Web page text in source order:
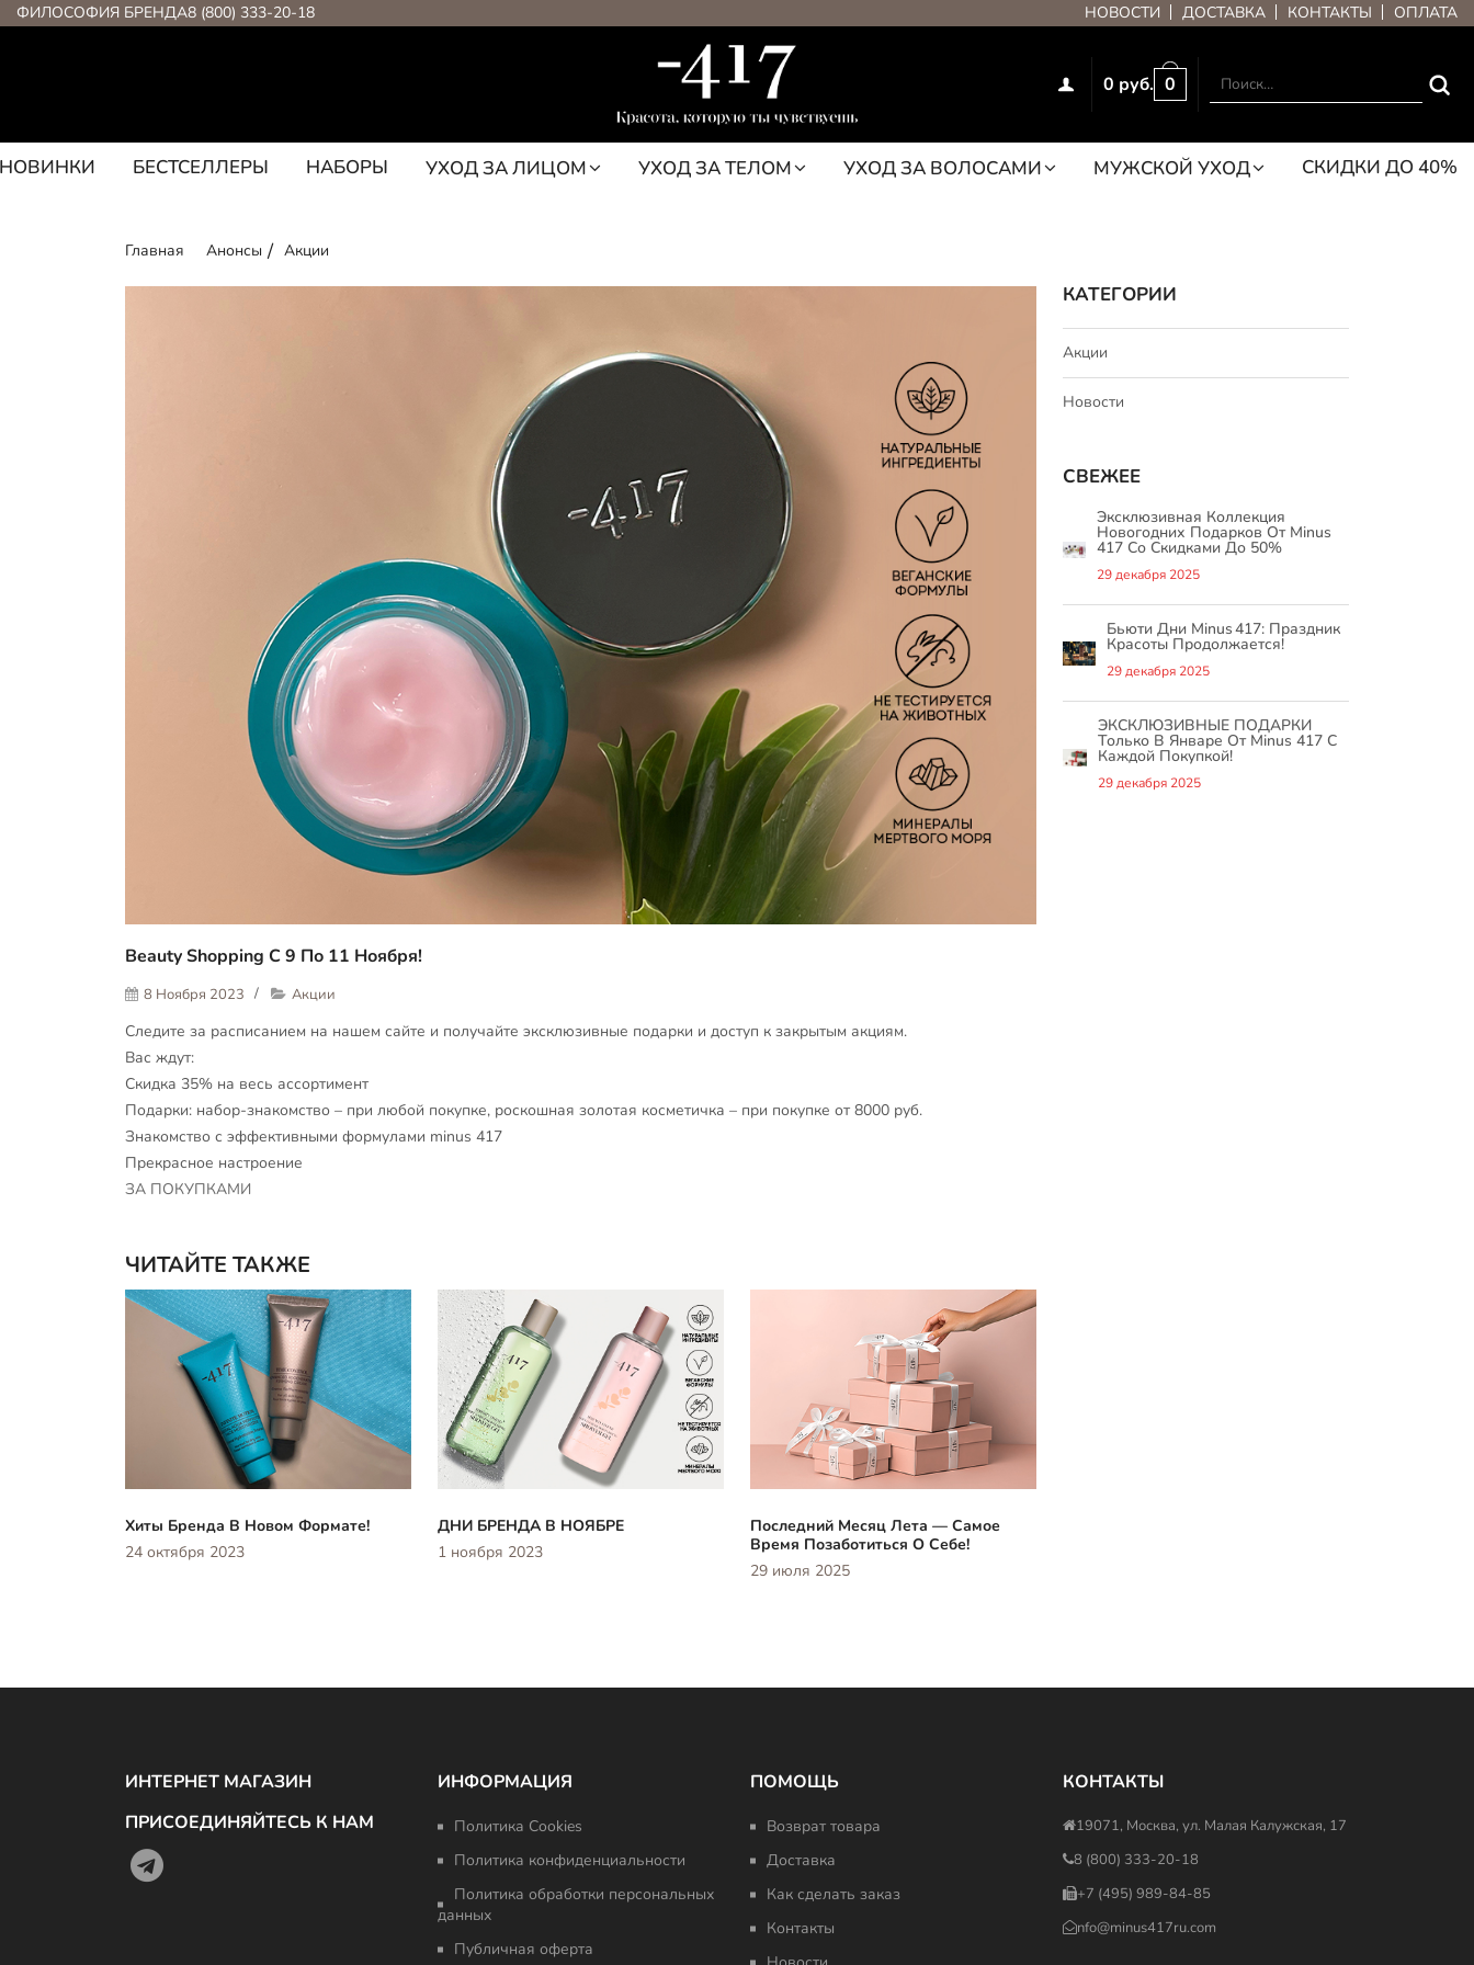
ФИЛОСОФИЯ БРЕНДА8 (800) 333-20-18 НОВОСТИ ДОСТАВКА КОНТАКТЫ ОПЛАТА
0 руб. 0
БЕСТСЕЛЛЕРЫ НАБОРЫ УХОД ЗА ЛИЦОМ УХОД ЗА ТЕЛОМ УХОД ЗА ВОЛОСАМИ МУЖСКОЙ УХОД СКИДКИ ДО 40%
Главная Анонсы Акции
Beauty Shopping С 9 По 11 Ноября!
8 Ноября 2023 Акции
Следите за расписанием на нашем сайте и получайте эксклюзивные подарки и доступ к закрытым акциям.
Вас ждут:
Скидка 35% на весь ассортимент
Подарки: набор-знакомство – при любой покупке, роскошная золотая косметичка – при покупке от 8000 руб.
Знакомство с эффективными формулами minus 417
Прекрасное настроение
ЗА ПОКУПКАМИ
ЧИТАЙТЕ ТАКЖЕ
Хиты Бренда В Новом Формате!
24 октября 2023
ДНИ БРЕНДА В НОЯБРЕ
1 ноября 2023
Последний Месяц Лета — Самое
Время Позаботиться О Себе!
29 июля 2025
КАТЕГОРИИ
Акции
Новости
СВЕЖЕЕ
Эксклюзивная Коллекция
Новогодних Подарков От Minus
417 Со Скидками До 50%
29 декабря 2025
Бьюти Дни Minus 417: Праздник
Красоты Продолжается!
29 декабря 2025
ЭКСКЛЮЗИВНЫЕ ПОДАРКИ
Только В Январе От Minus 417 С
Каждой Покупкой!
29 декабря 2025
ИНТЕРНЕТ МАГАЗИН
ПРИСОЕДИНЯЙТЕСЬ К НАМ
ИНФОРМАЦИЯ
Политика Cookies
Политика конфиденциальности
Политика обработки персональных
данных
Публичная оферта
ПОМОЩЬ
Возврат товара
Доставка
Как сделать заказ
Контакты
КОНТАКТЫ
19071, Москва, ул. Малая Калужская, 17
8 (800) 333-20-18
+7 (495) 989-84-85
nfo@minus417ru.com